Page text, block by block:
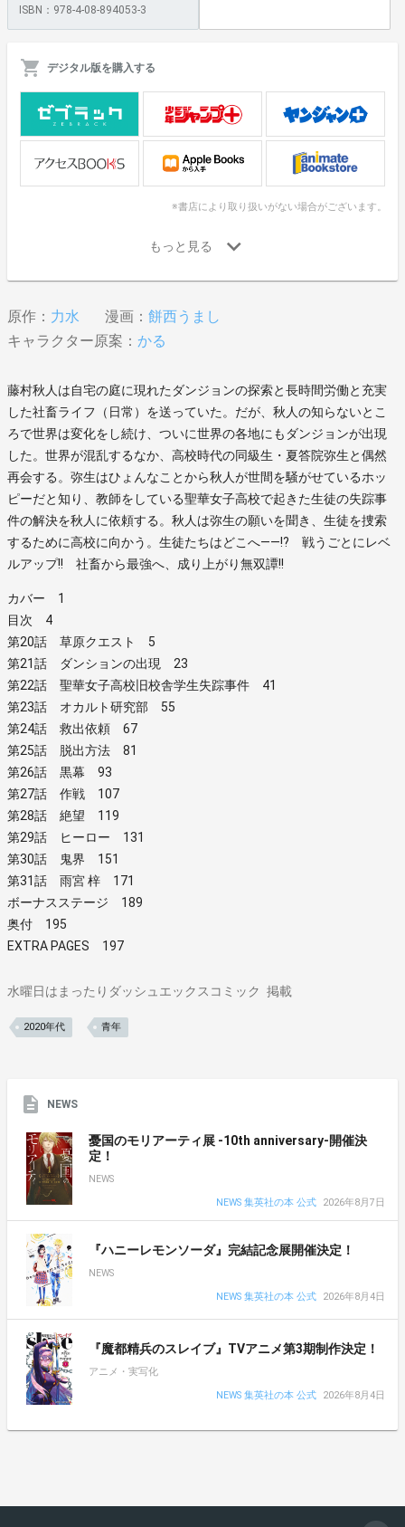
ISBN：978-4-08-894053-3
デジタル版を購入する
※書店により取り扱いがない場合がございます。
原作： 力水 漫画： 餅西うまし
キャラクター原案： かる
藤村秋人は自宅の庭に現れたダンジョンの探索と長時間労働と充実
した社畜ライフ（日常）を送っていた。だが、秋人の知らないとこ
ろで世界は変化をし続け、ついに世界の各地にもダンジョンが出現
した。世界が混乱するなか、高校時代の同級生・夏答院弥生と偶然
再会する。弥生はひょんなことから秋人が世間を騒がせているホッ
ピーだと知り、教師をしている聖華女子高校で起きた生徒の失踪事
件の解決を秋人に依頼する。秋人は弥生の願いを聞き、生徒を捜索
するために高校に向かう。生徒たちはどこへ――!? 戦うごとにレベ
ルアップ!! 社畜から最強へ、成り上がり無双譚!!
カバー 1
目次 4
第20話 草原クエスト 5
第21話 ダンションの出現 23
第22話 聖華女子高校旧校舎学生失踪事件 41
第23話 オカルト研究部 55
第24話 救出依頼 67
第25話 脱出方法 81
第26話 黒幕 93
第27話 作戦 107
第28話 絶望 119
第29話 ヒーロー 131
第30話 鬼界 151
第31話 雨宮 梓 171
ボーナスステージ 189
奥付 195
EXTRA PAGES 197
水曜日はまったりダッシュエックスコミック 掲載
2020年代 青年
NEWS
憂国のモリアーティ展 -10th anniversary-開催決
定！
NEWS
NEWS 集英社の本 公式
2026年8月7日
『ハニーレモンソーダ』完結記念展開催決定！
NEWS
NEWS 集英社の本 公式
2026年8月4日
『魔都精兵のスレイブ』TVアニメ第3期制作決定！
アニメ・実写化
NEWS 集英社の本 公式
2026年8月4日